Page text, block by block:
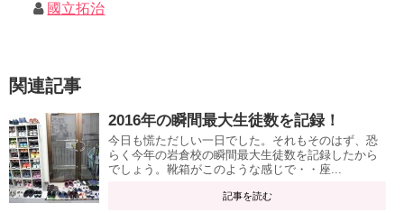
國立拓治
関連記事
2016年の瞬間最大生徒数を記録！
今日も慌ただしい一日でした。それもそのはず、恐
らく今年の岩倉校の瞬間最大生徒数を記録したから
でしょう。靴箱がこのような感じで・・座...
記事を読む